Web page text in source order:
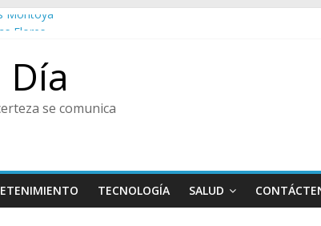
Montoya
de Historia de Envigado
Juan González
se comunica
TECNOLOGÍA SALUD